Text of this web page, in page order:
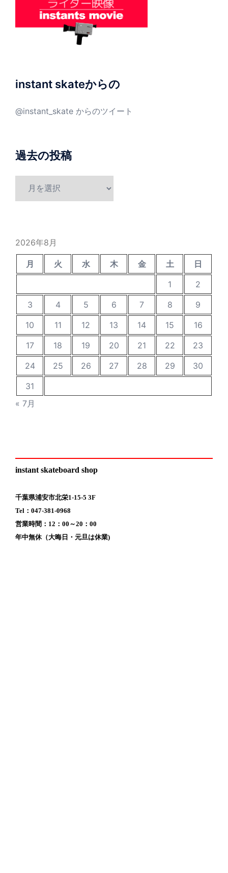
instant skateからの
@instant_skate からのツイート
過去の投稿
2026年8月
月 火 水 木 金 土
日
1
2
3
4 5 6 7 8
9
10
11 12 13 14 15
16
17
18 19 20 21 22
23
24
25 26 27 28 29
30
31
« 7月
instant skateboard shop
千葉県浦安市北栄1-15-5 3F
Tel：047-381-0968
営業時間：12：00～20：00
年中無休（大晦日・元旦は休業)